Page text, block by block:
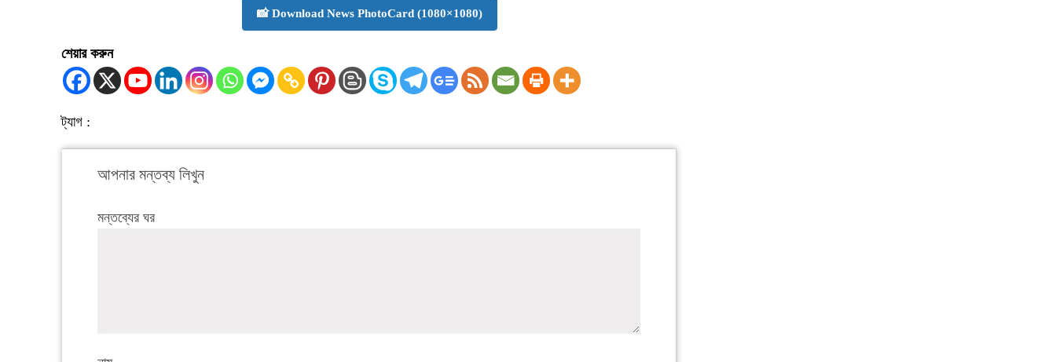
📸 Download News PhotoCard (1080×1080)
শেয়ার করুন
ট্যাগ :
আপনার মন্তব্য লিখুন
মন্তব্যের ঘর